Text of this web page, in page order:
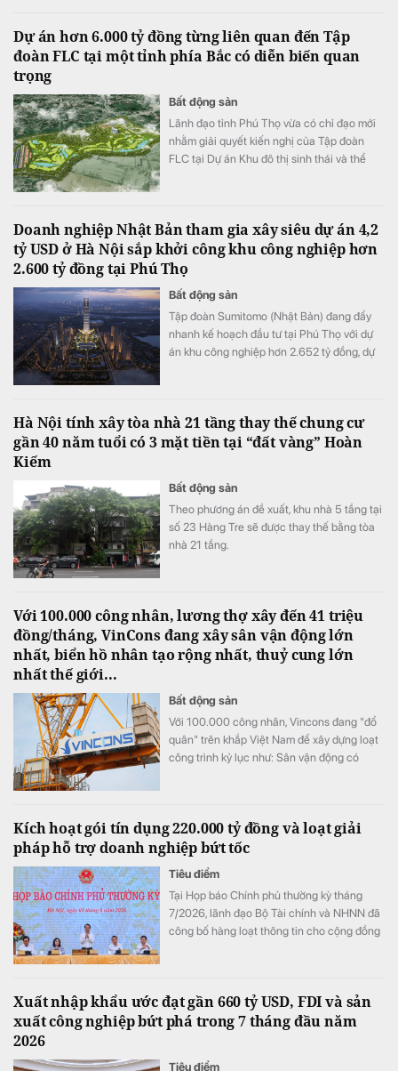
Dự án hơn 6.000 tỷ đồng từng liên quan đến Tập
đoàn FLC tại một tỉnh phía Bắc có diễn biến quan
trọng
Bất động sản
Lãnh đạo tỉnh Phú Thọ vừa có chỉ đạo mới
nhằm giải quyết kiến nghị của Tập đoàn
FLC tại Dự án Khu đô thị sinh thái và thể
Doanh nghiệp Nhật Bản tham gia xây siêu dự án 4,2
tỷ USD ở Hà Nội sắp khởi công khu công nghiệp hơn
2.600 tỷ đồng tại Phú Thọ
Bất động sản
Tập đoàn Sumitomo (Nhật Bản) đang đẩy
nhanh kế hoạch đầu tư tại Phú Thọ với dự
án khu công nghiệp hơn 2.652 tỷ đồng, dự
Hà Nội tính xây tòa nhà 21 tầng thay thế chung cư
gần 40 năm tuổi có 3 mặt tiền tại “đất vàng” Hoàn
Kiếm
Bất động sản
Theo phương án đề xuất, khu nhà 5 tầng tại
số 23 Hàng Tre sẽ được thay thế bằng tòa
nhà 21 tầng.
Với 100.000 công nhân, lương thợ xây đến 41 triệu
đồng/tháng, VinCons đang xây sân vận động lớn
nhất, biển hồ nhân tạo rộng nhất, thuỷ cung lớn
nhất thế giới...
Bất động sản
Với 100.000 công nhân, Vincons đang "đổ
quân" trên khắp Việt Nam để xây dựng loạt
công trình kỷ lục như: Sân vận động có
Kích hoạt gói tín dụng 220.000 tỷ đồng và loạt giải
pháp hỗ trợ doanh nghiệp bứt tốc
Tiêu điểm
Tại Họp báo Chính phủ thường kỳ tháng
7/2026, lãnh đạo Bộ Tài chính và NHNN đã
công bố hàng loạt thông tin cho cộng đồng
đà bứt phá cho toàn nền kinh tế.
Xuất nhập khẩu ước đạt gần 660 tỷ USD, FDI và sản
xuất công nghiệp bứt phá trong 7 tháng đầu năm
2026
Tiêu điểm